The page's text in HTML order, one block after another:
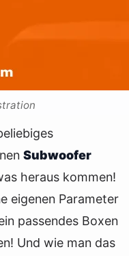
Subwoofer
heraus kommen!
eigenen Parameter
passendes Boxen
Und wie man das